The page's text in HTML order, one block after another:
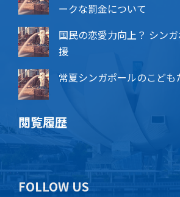
ークな罰金について
国民の恋愛力向上？ シン
援
常夏シンガポールのこども
閲覧履歴
FOLLOW US